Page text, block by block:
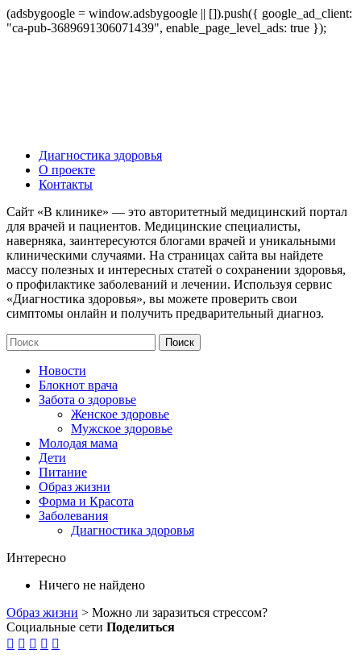
(adsbygoogle = window.adsbygoogle || []).push({ google_ad_client:
"ca-pub-3689691306071439", enable_page_level_ads: true });
Диагностика здоровья
О проекте
Контакты
Сайт «В клинике» — это авторитетный медицинский портал
для врачей и пациентов. Медицинские специалисты,
наверняка, заинтересуются блогами врачей и уникальными
клиническими случаями. На страницах сайта вы найдете
массу полезных и интересных статей о сохранении здоровья,
о профилактике заболеваний и лечении. Используя сервис
«Диагностика здоровья», вы можете проверить свои
симптомы онлайн и получить предварительный диагноз.
Новости
Блокнот врача
Забота о здоровье
Женское здоровье
Мужское здоровье
Молодая мама
Дети
Питание
Образ жизни
Форма и Красота
Заболевания
Диагностика здоровья
Интересно
Ничего не найдено
Образ жизни > Можно ли заразиться стрессом?
Социальные сети Поделиться
    